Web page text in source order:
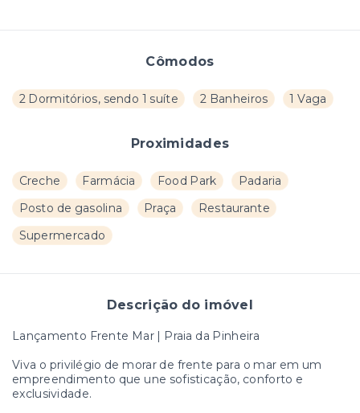
Cômodos
2 Dormitórios, sendo 1 suíte 2 Banheiros 1 Vaga
Proximidades
Creche Farmácia Food Park
Padaria
Posto de gasolina
Praça
Restaurante
Supermercado
Descrição do imóvel
Lançamento Frente Mar | Praia da Pinheira
Viva o privilégio de morar de frente para o mar em um
empreendimento que une sofisticação, conforto e
exclusividade.